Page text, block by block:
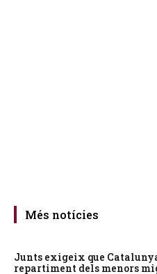
Més notícies
Junts exigeix que
repartiment dels menors